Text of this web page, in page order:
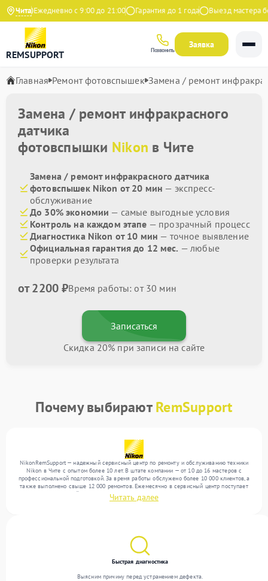
ЧитаЕжедневно с 9:00 до 21:00 Гарантия до 1 года Выезд мастера
REMSUPPORT Позвонить
Заявка
Главная Ремонт фотовспышек Замена / ремонт
Замена / ремонт инфракрасного
датчика
фотовспышки Nikon в Чите
Замена / ремонт инфракрасного датчика
фотовспышек Nikon от 20 мин — экспресс-
обслуживание
До 30% экономии — самые выгодные условия
Контроль на каждом этапе — прозрачный процесс
Диагностика Nikon от 10 мин — точное выявление
Официальная гарантия до 12 мес. — любые
проверки результата
от 2200 ₽Время работы: от 30 мин
Записаться
Скидка 20% при записи на сайте
Почему выбираютRemSupport
NikonRemSupport — надежный сервисный центр по ремонту и обслуживанию техники
Nikon в Чите с опытом более 10 лет. В штате компании — от 10 до 16 мастеров с
профессиональной подготовкой. За время работы обслужено более 10 000 клиентов, а
также выполнено свыше 12 000 ремонтов. Ежемесячно в сервисный центр поступает
более 300 устройств, включая , , . Мы выполняем ремонт различного уровня
сложности и поддерживаем высокий стандарт качества благодаря отлаженным
Читать далее
Быстрая диагностика
Выясним причину перед устранением дефекта.